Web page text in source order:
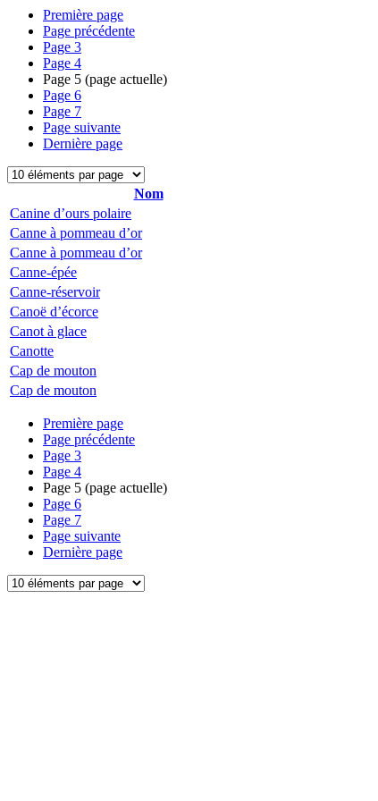
Première page
Page précédente
Page 3
Page 4
Page 5 (page actuelle)
Page 6
Page 7
Page suivante
Dernière page
Nom
Canine d’ours polaire
Canne à pommeau d’or
Canne à pommeau d’or
Canne-épée
Canne-réservoir
Canoë d’écorce
Canot à glace
Canotte
Cap de mouton
Cap de mouton
Première page
Page précédente
Page 3
Page 4
Page 5 (page actuelle)
Page 6
Page 7
Page suivante
Dernière page